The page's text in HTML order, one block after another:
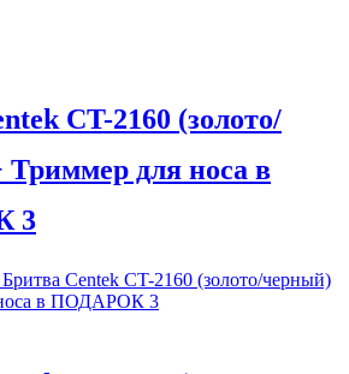
CT-2160 (золото/
для носа в
3